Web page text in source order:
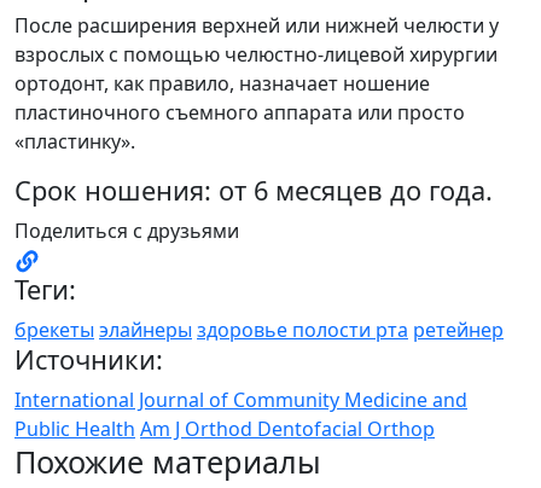
После расширения верхней или нижней челюсти у
взрослых с помощью челюстно-лицевой хирургии
ортодонт, как правило, назначает ношение
пластиночного съемного аппарата или просто
«пластинку».
Срок ношения: от 6 месяцев до года.
Поделиться с друзьями
Теги:
брекеты элайнеры здоровье полости рта ретейнер
Источники:
International Journal of Community Medicine and
Public Health Am J Orthod Dentofacial Orthop
Похожие материалы